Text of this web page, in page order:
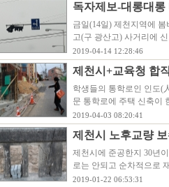
독자제보-대롱대
금일(14일) 제천지역에
고(구 광산고) 사거리에
2019-04-14 12:28:46
제천시+교육청 합
학생들의 통학로인 인도(
문 통학로에 주택 신축이
2019-04-03 08:20:41
제천시 노후교량
제천시에 준공한지 30년
로는 안되고 순차적으로
2019-01-22 06:53:31